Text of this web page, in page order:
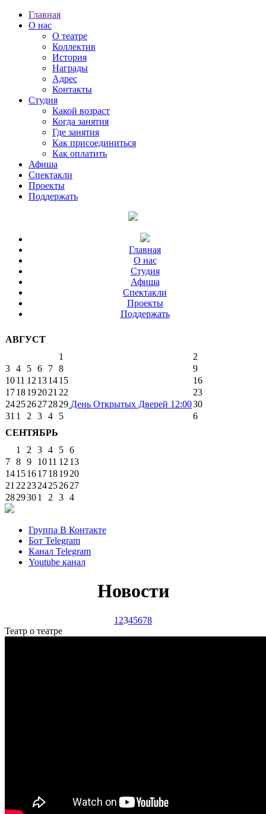
Главная
О нас
О театре
Коллектив
История
Награды
Адрес
Контакты
Студия
Какой возраст
Когда занятия
Где занятия
Как присоединиться
Как оплатить
Афиша
Спектакли
Проекты
Поддержать
Главная
О нас
Студия
Афиша
Спектакли
Проекты
Поддержать
АВГУСТ
1
2
3 4 5 6 7 8
9
1011 12 131415
16
1718192021 22
23
242526272829 День Открытых Дверей 12:0030
31 1 2 3 4 5
6
СЕНТЯБРЬ
1
2 3 4 5 6
7 8 9 1011 12 13
14151617181920
21 22 2324252627
2829301 2 3 4
Группа В Контакте
Бот Telegram
Канал Telegram
Youtube канал
Новости
1 2345678
Театр о театре